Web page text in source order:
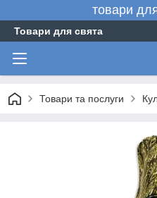
товари
Товари для свята
Товари та послуги